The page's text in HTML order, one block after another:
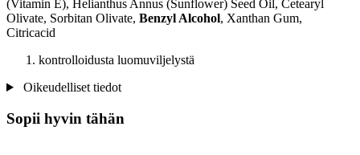
(Vitamin E), Helianthus Annus (Sunflower) Seed Oil, Cetearyl
Olivate, Sorbitan Olivate, Benzyl Alcohol, Xanthan Gum,
Citricacid
kontrolloidusta luomuviljelystä
Oikeudelliset tiedot
Sopii hyvin tähän